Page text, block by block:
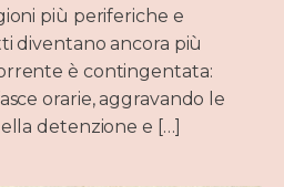
più periferiche e
diventano ancora più
è contingentata:
orarie, aggravando le
detenzione e […]